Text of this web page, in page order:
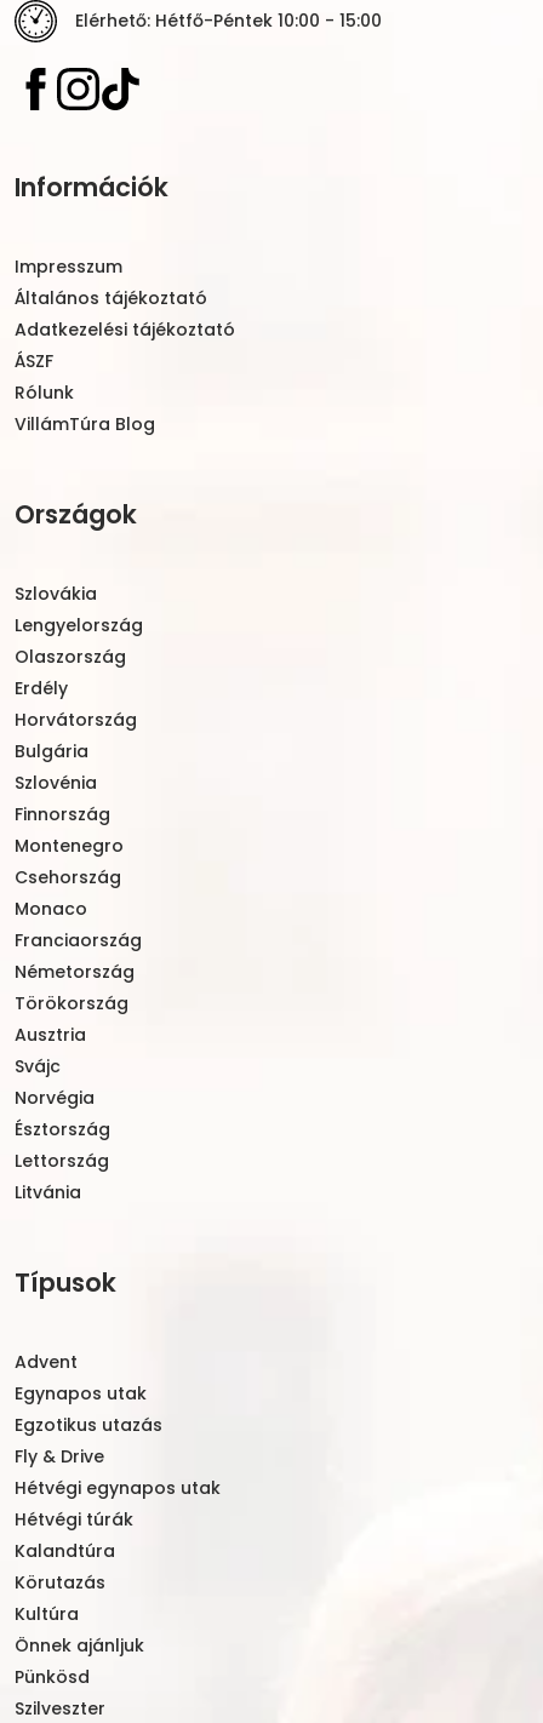
Elérhető: Hétfő-Péntek 10:00 - 15:00
Információk
Impresszum
Általános tájékoztató
Adatkezelési tájékoztató
ÁSZF
Rólunk
VillámTúra Blog
Országok
Szlovákia
Lengyelország
Olaszország
Erdély
Horvátország
Bulgária
Szlovénia
Finnország
Montenegro
Csehország
Monaco
Franciaország
Németország
Törökország
Ausztria
Svájc
Norvégia
Észtország
Lettország
Litvánia
Típusok
Advent
Egynapos utak
Egzotikus utazás
Fly & Drive
Hétvégi egynapos utak
Hétvégi túrák
Kalandtúra
Körutazás
Kultúra
Önnek ajánljuk
Pünkösd
Szilveszter